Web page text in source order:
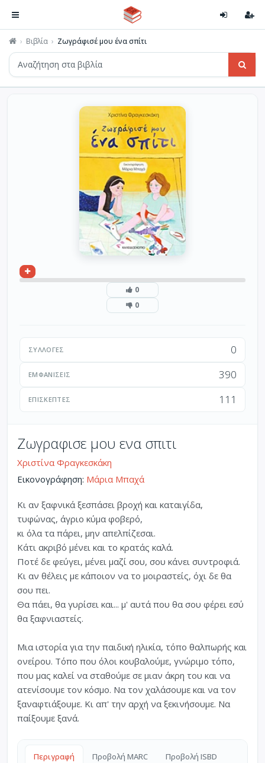
Βιβλία Ζωγράφισέ μου ένα σπίτι
0
0
ΣΥΛΛΟΓΈΣ 0
ΕΜΦΑΝΊΣΕΙΣ 390
ΕΠΙΣΚΈΠΤΕΣ 111
Ζωγραφισε μου ενα σπιτι
Χριστίνα Φραγκεσκάκη
Εικονογράφηση: Μάρια Μπαχά
Κι αν ξαφνικά ξεσπάσει βροχή και καταιγίδα,
τυφώνας, άγριο κύμα φοβερό,
κι όλα τα πάρει, μην απελπίζεσαι.
Κάτι ακριβό μένει και το κρατάς καλά.
Ποτέ δε φεύγει, μένει μαζί σου, σου κάνει συντροφιά.
Κι αν θέλεις με κάποιον να το μοιραστείς, όχι δε θα
σου πει.
Θα πάει, θα γυρίσει και... μ' αυτά που θα σου φέρει εσύ
θα ξαφνιαστείς.
Μια ιστορία για την παιδική ηλικία, τόπο θαλπωρής και
ονείρου. Τόπο που όλοι κουβαλούμε, γνώριμο τόπο,
που μας καλεί να σταθούμε σε μιαν άκρη του και να
ατενίσουμε τον κόσμο. Να τον χαλάσουμε και να τον
ξαναφτιάξουμε. Κι απ' την αρχή να ξεκινήσουμε. Να
παίξουμε ξανά.
Περιγραφή Προβολή MARC Προβολή ISBD